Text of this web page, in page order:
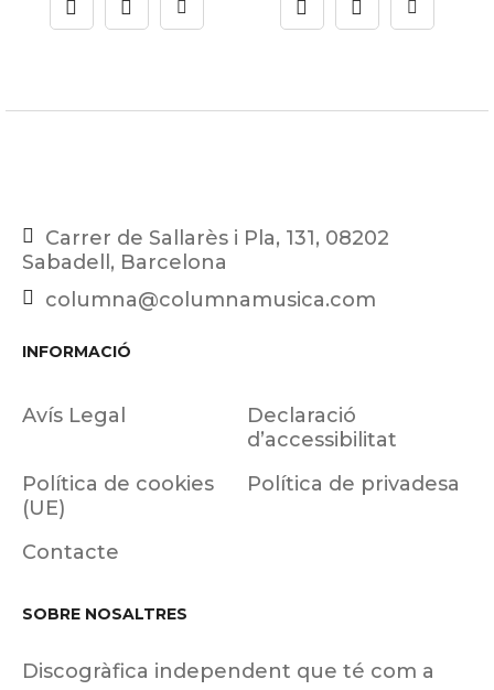
Carrer de Sallarès i Pla, 131, 08202
Sabadell, Barcelona
columna@columnamusica.com
INFORMACIÓ
Avís Legal
Declaració
d’accessibilitat
Política de cookies
(UE)
Política de privadesa
Contacte
SOBRE NOSALTRES
Discogràfica independent que té com a